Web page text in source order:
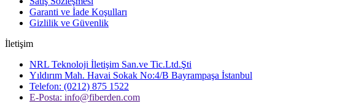
Garanti ve İade Koşulları
Gizlilik ve Güvenlik
İletişim
NRL Teknoloji İletişim San.ve Tic.Ltd.Şti
Yıldırım Mah. Havai Sokak No:4/B Bayrampaşa İstanbul
Telefon: (0212) 875 1522
E-Posta: info@fiberden.com